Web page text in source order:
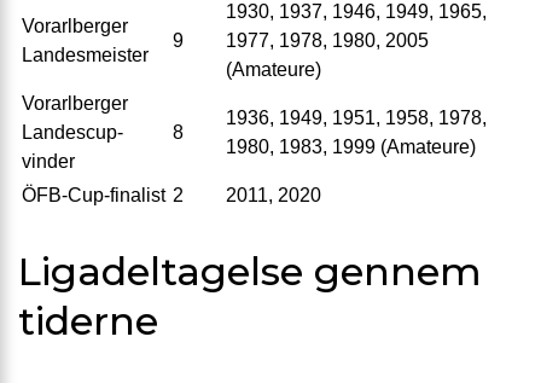
Vorarlberger
Landesmeister
9
1930, 1937, 1946, 1949, 1965,
1977, 1978, 1980, 2005
(Amateure)
Vorarlberger
Landescup-
vinder
8
1936, 1949, 1951, 1958, 1978,
1980, 1983, 1999 (Amateure)
ÖFB-Cup-finalist 2 2011, 2020
Ligadeltagelse gennem
tiderne